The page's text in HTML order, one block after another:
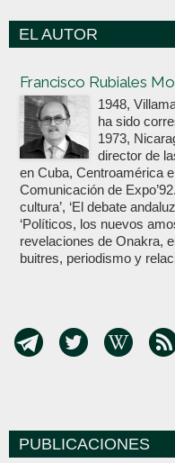
EL AUTOR
Francisco Rubiales
1948,
ha sido
1973,
director de
en Cuba, Centroamérica
Comunicación de
cultura’, ‘El debate
‘Políticos, los nuevos
revelaciones de Onakra,
buitres, periodismo y
PUBLICACIONES